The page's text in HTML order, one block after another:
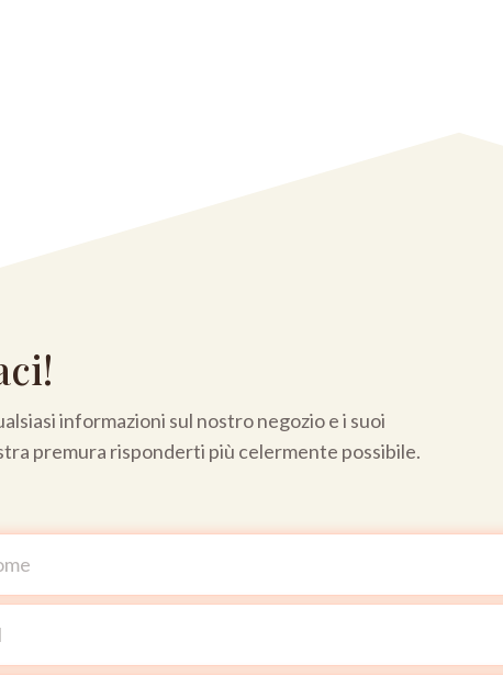
informazioni sul nostro negozio e i suoi
premura risponderti più celermente possibile.